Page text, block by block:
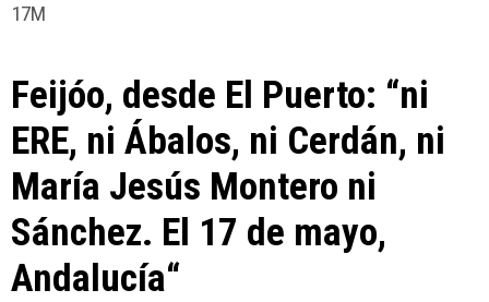
17M
Feijóo, desde El Puerto: “ni
ERE, ni Ábalos, ni Cerdán, ni
María Jesús Montero ni
Sánchez. El 17 de mayo,
Andalucía“